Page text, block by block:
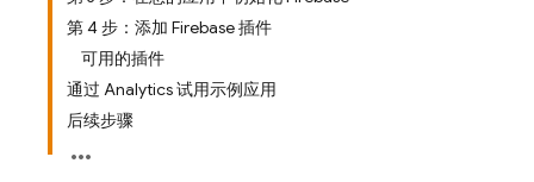
第 4 步：添加 Firebase 插件
可用的插件
通过 Analytics 试用示例应用
后续步骤